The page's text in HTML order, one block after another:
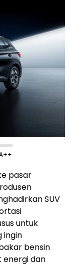
pasar
SUV
untuk
ingin
bensin
energi dan